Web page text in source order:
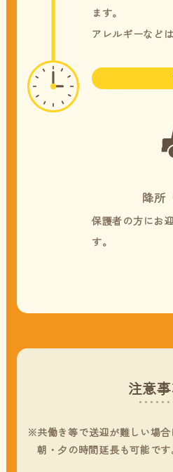
ます。
アレルギーなど
降所
保護者の方にお
す。
注意
共働き等で送迎が難しい場合
朝・夕の時間延長も可能です